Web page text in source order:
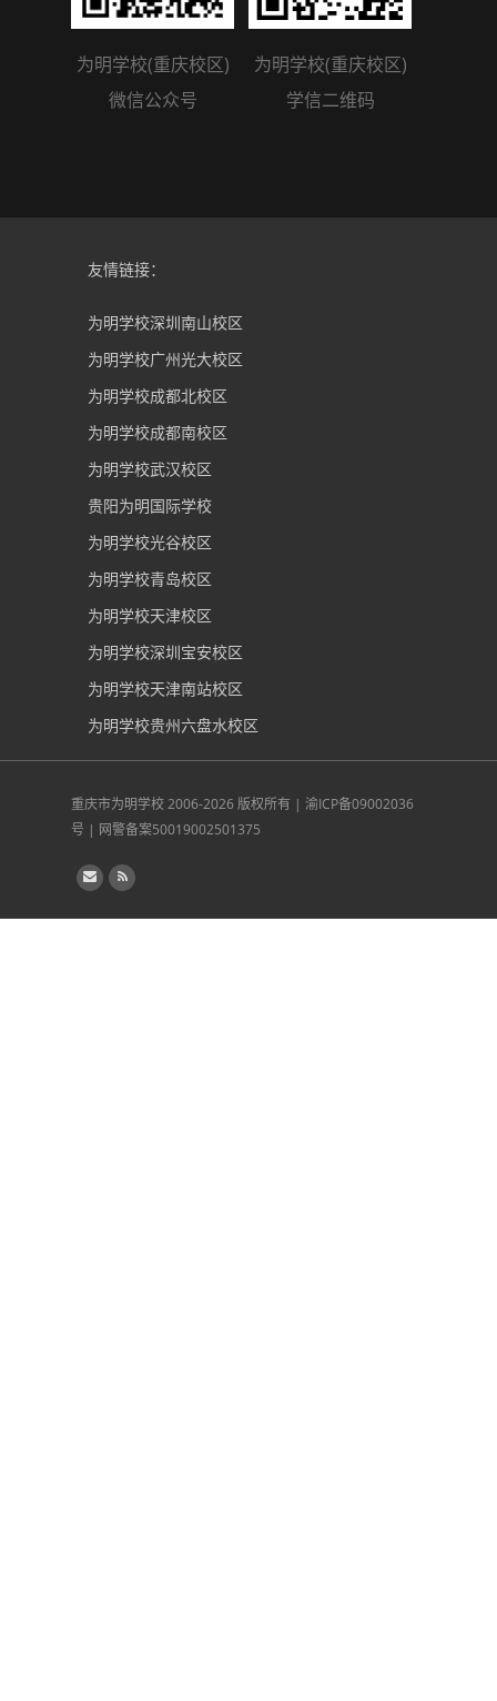
为明学校(重庆校区)
微信公众号
为明学校(重庆校区)
学信二维码
友情链接：
为明学校深圳南山校区
为明学校广州光大校区
为明学校成都北校区
为明学校成都南校区
为明学校武汉校区
贵阳为明国际学校
为明学校光谷校区
为明学校青岛校区
为明学校天津校区
为明学校深圳宝安校区
为明学校天津南站校区
为明学校贵州六盘水校区
重庆市为明学校2006-2026 版权所有 | 渝ICP备09002036
号 | 网警备案50019002501375